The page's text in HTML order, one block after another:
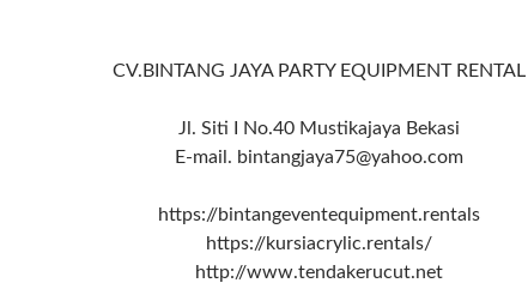
CV.BINTANG JAYA PARTY EQUIPMENT RENTAL
Jl. Siti I No.40 Mustikajaya Bekasi
E-mail. bintangjaya75@yahoo.com
https://bintangeventequipment.rentals
https://kursiacrylic.rentals/
http://www.tendakerucut.net